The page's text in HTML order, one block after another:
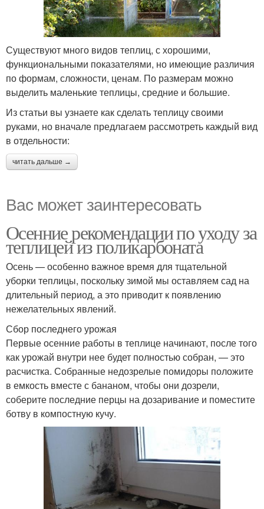
Существуют много видов теплиц, с хорошими,
функциональными показателями, но имеющие различия
по формам, сложности, ценам. По размерам можно
выделить маленькие теплицы, средние и большие.
Из статьи вы узнаете как сделать теплицу своими
руками, но вначале предлагаем рассмотреть каждый вид
в отдельности:
читать дальше →
Вас может заинтересовать
Осенние рекомендации по уходу за
теплицей из поликарбоната
Осень — особенно важное время для тщательной
уборки теплицы, поскольку зимой мы оставляем сад на
длительный период, а это приводит к появлению
нежелательных явлений.
Сбор последнего урожая
Первые осенние работы в теплице начинают, после того
как урожай внутри нее будет полностью собран, — это
расчистка. Собранные недозрелые помидоры положите
в емкость вместе с бананом, чтобы они дозрели,
соберите последние перцы на дозаривание и поместите
ботву в компостную кучу.